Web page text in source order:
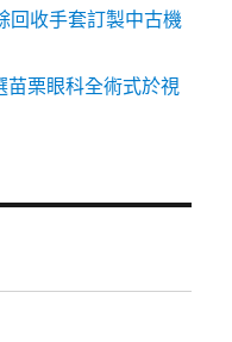
回收手套訂製中古機
栗眼科全術式於視